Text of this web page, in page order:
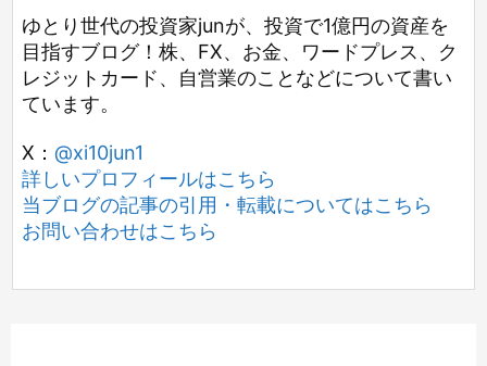
ゆとり世代の投資家junが、投資で1億円の資産を
目指すブログ！株、FX、お金、ワードプレス、ク
レジットカード、自営業のことなどについて書い
ています。
X： @xi10jun1
詳しいプロフィールはこちら
当ブログの記事の引用・転載についてはこちら
お問い合わせはこちら